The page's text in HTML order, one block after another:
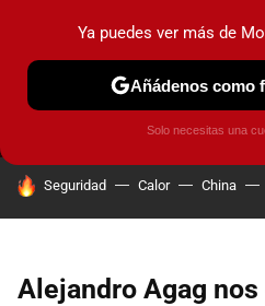
MENÚ
COCHES
HOY SE HABLA DE
Seguridad Calor China
Alejandro Agag
Ya puedes ver más de
Añádenos como
Solo necesitas una